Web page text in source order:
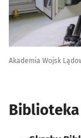
Akademia Wojsk